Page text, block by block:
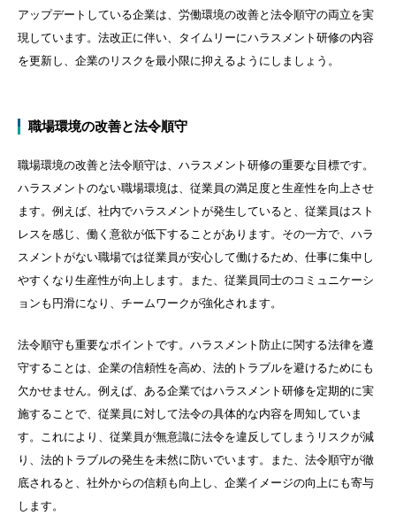
アップデートしている企業は、労働環境の改善と法令順守の両立を実
現しています。法改正に伴い、タイムリーにハラスメント研修の内容
を更新し、企業のリスクを最小限に抑えるようにしましょう。
職場環境の改善と法令順守
職場環境の改善と法令順守は、ハラスメント研修の重要な目標です。
ハラスメントのない職場環境は、従業員の満足度と生産性を向上させ
ます。例えば、社内でハラスメントが発生していると、従業員はスト
レスを感じ、働く意欲が低下することがあります。その一方で、ハラ
スメントがない職場では従業員が安心して働けるため、仕事に集中し
やすくなり生産性が向上します。また、従業員同士のコミュニケーシ
ョンも円滑になり、チームワークが強化されます。
法令順守も重要なポイントです。ハラスメント防止に関する法律を遵
守することは、企業の信頼性を高め、法的トラブルを避けるためにも
欠かせません。例えば、ある企業ではハラスメント研修を定期的に実
施することで、従業員に対して法令の具体的な内容を周知していま
す。これにより、従業員が無意識に法令を違反してしまうリスクが減
り、法的トラブルの発生を未然に防いでいます。また、法令順守が徹
底されると、社外からの信頼も向上し、企業イメージの向上にも寄与
します。